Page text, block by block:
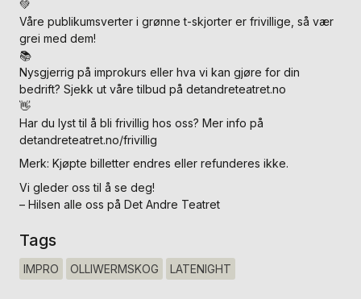
💚
Våre publikumsverter i grønne t-skjorter er frivillige, så vær
grei med dem!
📚
Nysgjerrig på improkurs eller hva vi kan gjøre for din
bedrift? Sjekk ut våre tilbud på detandreteatret.no
👋
Har du lyst til å bli frivillig hos oss? Mer info på
detandreteatret.no/frivillig
Merk: Kjøpte billetter endres eller refunderes ikke.
Vi gleder oss til å se deg!
– Hilsen alle oss på Det Andre Teatret
Tags
IMPRO OLLIWERMSKOG LATENIGHT